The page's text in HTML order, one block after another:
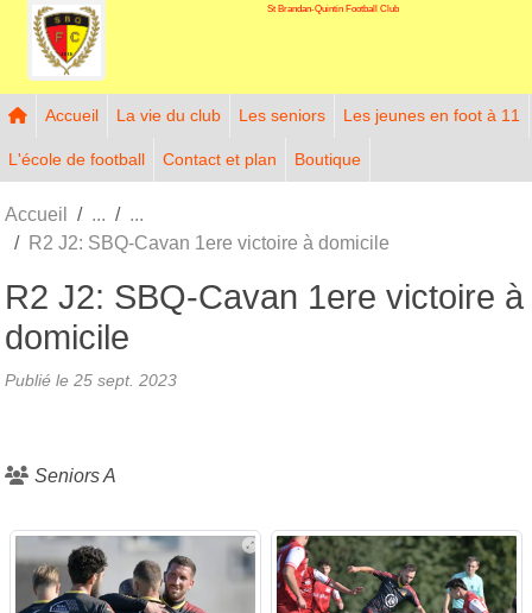
St Brandan-Quintin Football Club
Accueil La vie du club Les seniors Les jeunes en foot à 11
L'école de football Contact et plan Boutique
Accueil
R2 J2: SBQ-Cavan 1ere victoire à domicile
R2 J2: SBQ-Cavan 1ere victoire à
domicile
Publié le 25 sept. 2023
Seniors A
Panneau de gestion des cookies